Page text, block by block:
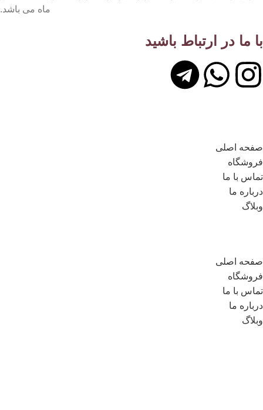
ماه می باشد.
با ما در ارتباط باشید
صفحه اصلی
فروشگاه
تماس با ما
درباره ما
وبلاگ
صفحه اصلی
فروشگاه
تماس با ما
درباره ما
وبلاگ